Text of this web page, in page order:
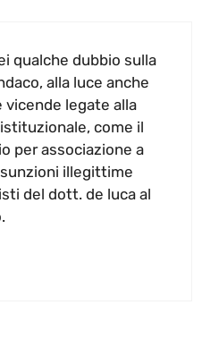
qualche dubbio sulla
alla luce anche
legate alla
come il
per associazione a
illegittime
del dott. de luca al